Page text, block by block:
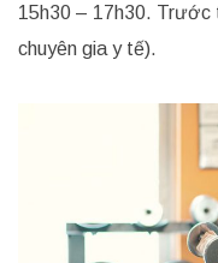
15h30 – 17h30. Trước
chuyên gia y tế).